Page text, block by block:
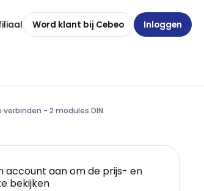
Word klant bij Cebeo Inloggen
- 2 modules DIN
account aan om de prijs- en
bekijken